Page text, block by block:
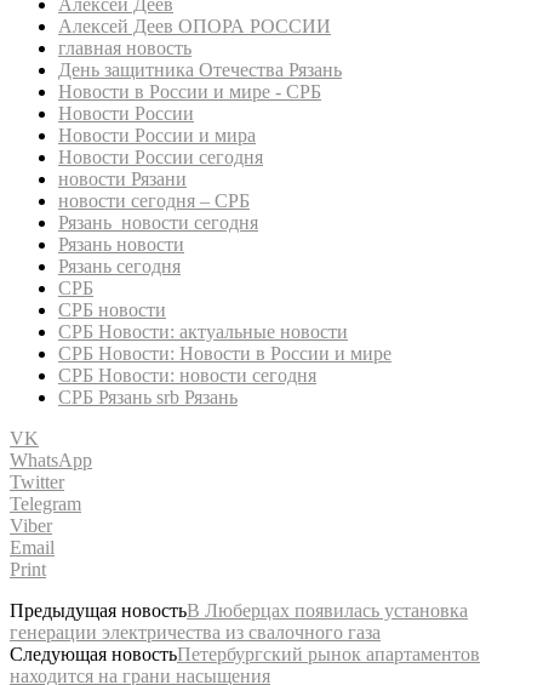
Алексей Деев ОПОРА РОССИИ
главная новость
День защитника Отечества Рязань
Новости в России и мире - СРБ
Новости России
Новости России и мира
Новости России сегодня
новости Рязани
новости сегодня – СРБ
Рязань новости сегодня
Рязань новости
Рязань сегодня
СРБ
СРБ новости
СРБ Новости: актуальные новости
СРБ Новости: Новости в России и мире
СРБ Новости: новости сегодня
СРБ Рязань srb Рязань
VK
WhatsApp
Twitter
Telegram
Viber
Email
Print
Предыдущая новостьВ Люберцах появилась установка
генерации электричества из свалочного газа
Следующая новостьПетербургский рынок апартаментов
находится на грани насыщения